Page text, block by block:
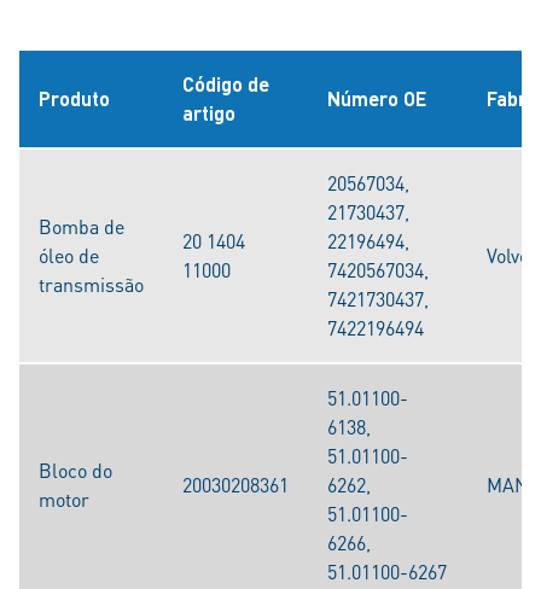
Produto
Código de
artigo
Número OE
Bomba de
óleo de
transmissão
20 1404
11000
20567034,
21730437,
22196494,
7420567034,
7421730437,
7422196494
Volvo
Bloco do
motor
20030208361
51.01100-
6138,
51.01100-
6262,
51.01100-
6266,
51.01100-6267
MAN